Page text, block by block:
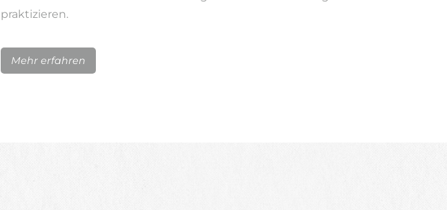
praktizieren.
Mehr erfahren